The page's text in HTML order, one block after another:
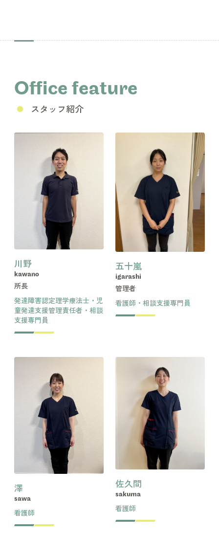
Office feature
スタッフ紹介
川野
kawano
所長
発達障害認定理学療法士・児
童発達支援管理責任者・相談
支援専門員
五十嵐
igarashi
管理者
看護師・相談支援専門員
澤
sawa
看護師
佐久間
sakuma
看護師